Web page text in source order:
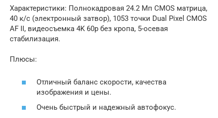
Характеристики: Полнокадровая 24.2 Мп CMOS матрица,
40 к/с (электронный затвор), 1053 точки Dual Pixel CMOS
AF II, видеосъемка 4K 60p без кропа, 5-осевая
стабилизация.
Плюсы:
Отличный баланс скорости, качества
изображения и цены.
Очень быстрый и надежный автофокус.